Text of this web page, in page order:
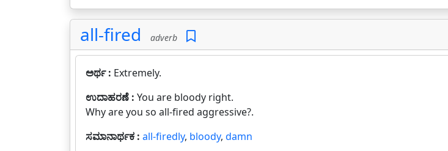
all-fired adverb
ಅರ್ಥ : Extremely.
ಉದಾಹರಣೆ : You are bloody right.
Why are you so all-fired aggressive?.
ಸಮಾನಾರ್ಥಕ : all-firedly, bloody, damn